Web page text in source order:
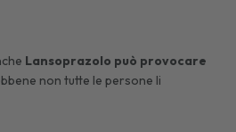
Lansoprazolo può provocare
non tutte le persone li